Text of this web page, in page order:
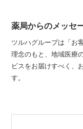
薬局からのメッセ
ツルハグループは「お
理念のもと、地域医療
ビスをお届けすべく、
す。